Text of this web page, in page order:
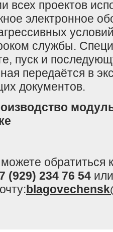
всех проектов
электронное
службы.
пуск и
передаётся в
документов.
(929) 234 76 54